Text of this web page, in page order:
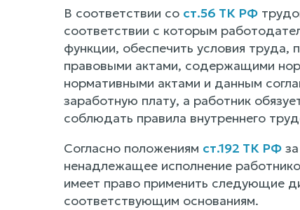
В соответствии со ст.56 ТК РФ
соответствии с которым
функции, обеспечить условия
правовыми актами, содержащими
нормативными актами и данным
заработную плату, а работник
соблюдать правила внутреннего
Согласно положениям ст.192 ТК РФза
ненадлежащее исполнение
имеет право применить следующие
соответствующим основаниям.